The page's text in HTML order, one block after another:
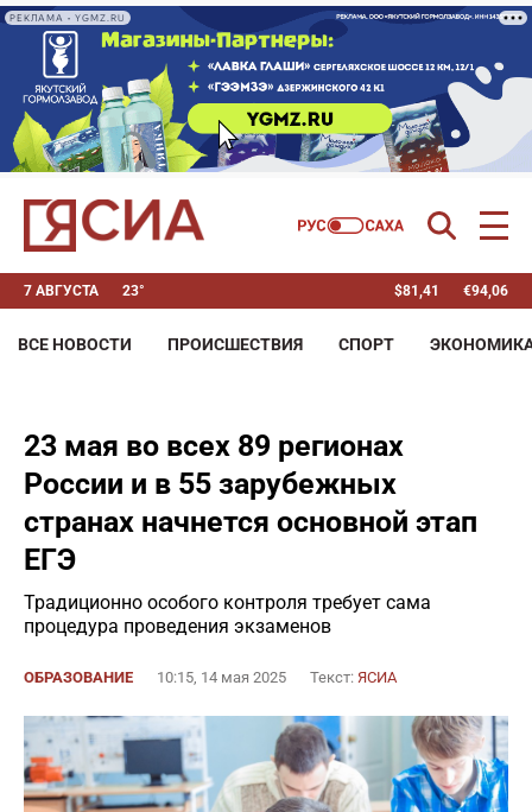
РЕКЛАМА • YGMZ.RU
7 АВГУСТА 23° $81,41 €94,06
ВСЕ НОВОСТИ ПРОИСШЕСТВИЯ СПОРТ
23 мая во всех 89 регионах
России и в 55 зарубежных
странах начнется основной этап
ЕГЭ
Традиционно особого контроля требует сама
процедура проведения экзаменов
ОБРАЗОВАНИЕ 10:15, 14 мая 2025 Текст: ЯСИА